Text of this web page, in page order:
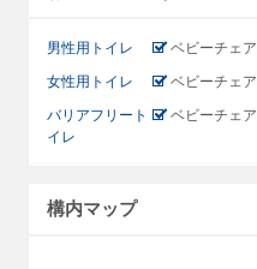
男性用トイレ ベビーチェア
女性用トイレ
ベビーチェア
バリアフリート
イレ
ベビーチェア
構内マップ